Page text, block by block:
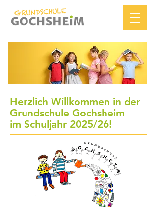
Herzlich Willkommen in der
Grundschule Gochsheim
im Schuljahr 2025/26!